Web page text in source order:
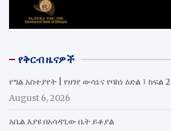
የቅርብ ዜናዎች
የግል አስተያየት | የዘገየ ውሳኔና የባከነ ዕድል ፤ ክፍል 2
August 6, 2026
አቤል እያዩ በአሳዳጊው ቤት ይቆያል